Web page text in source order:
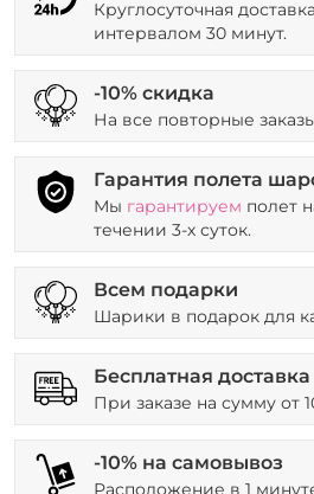
Круглосуточная
интервалом 30 минут.
-10% скидка
На все повторные
Гарантия полета
Мы гарантируем полет
течении 3-х суток.
Всем подарки
Шарики в подарок для
Бесплатная доставка
При заказе на сумму от
-10% на самовывоз
Расположение в 1